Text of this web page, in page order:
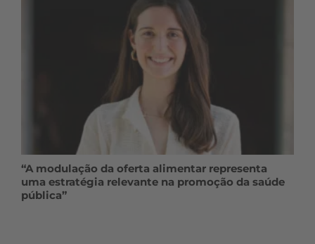
“A modulação da oferta alimentar representa
uma estratégia relevante na promoção da saúde
pública”